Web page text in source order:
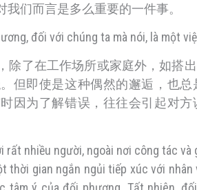
们而言是多么重要的一件事。
đối với chúng ta mà nói, là một
除了在工作场所或家庭外，如搭
但即使是这种偶然的邂逅，也
因为了解错误，往往会引起对
nhiều người, ngoài nơi công tác
thời gian ngắn ngủi tiếp xúc với